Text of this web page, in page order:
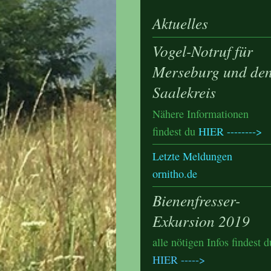
Aktuelles
Vogel-Notruf für
Merseburg und
Saalekreis
Nähere Informationen
findest du HIER -------->
Letzte Meldungen
ornitho.de
Bienenfresser-
Exkursion 2019
alle nötigen Infos findest
HIER ----->